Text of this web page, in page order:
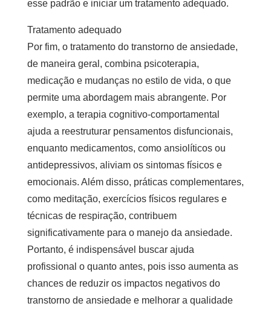
esse padrão e iniciar um tratamento adequado.
Tratamento adequado
Por fim, o tratamento do transtorno de ansiedade,
de maneira geral, combina psicoterapia,
medicação e mudanças no estilo de vida, o que
permite uma abordagem mais abrangente. Por
exemplo, a terapia cognitivo-comportamental
ajuda a reestruturar pensamentos disfuncionais,
enquanto medicamentos, como ansiolíticos ou
antidepressivos, aliviam os sintomas físicos e
emocionais. Além disso, práticas complementares,
como meditação, exercícios físicos regulares e
técnicas de respiração, contribuem
significativamente para o manejo da ansiedade.
Portanto, é indispensável buscar ajuda
profissional o quanto antes, pois isso aumenta as
chances de reduzir os impactos negativos do
transtorno de ansiedade e melhorar a qualidade